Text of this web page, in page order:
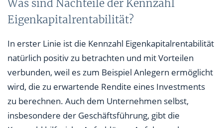
Was sind Nachteile der Kennzahl
Eigenkapitalrentabilität?
In erster Linie ist die Kennzahl Eigenkapitalrentabilität
natürlich positiv zu betrachten und mit Vorteilen
verbunden, weil es zum Beispiel Anlegern ermöglicht
wird, die zu erwartende Rendite eines Investments
zu berechnen. Auch dem Unternehmen selbst,
insbesondere der Geschäftsführung, gibt die